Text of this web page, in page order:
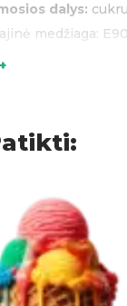
dalys:
medžiaga:
(100g):
Kinija